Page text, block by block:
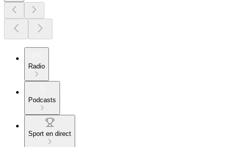
Radio
Podcasts
Sport en direct